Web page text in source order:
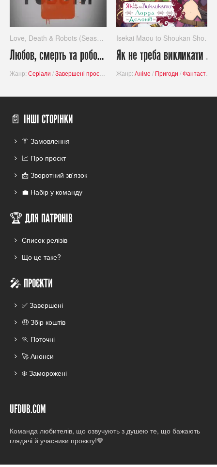
Love, Death & Robots (Season 2)
Любов, смерть та роботи (Сезон 2) / Love, Death & Robots (Season 2)
Жанр: Серіали /Завершені проєкти
Isekai Maou to Shoukan Shoujo no Dorei Majutsu 2
Як не треба викликати Лорда Демонів Омега / Isekai Maou to Shoukan Shoujo no
Жанр: Аніме / Пригоди /Фантастика
📄 ІНШІ СТОРІНКИ
👔 Замовлення
📈 Про проєкт
📩 Зворотний зв'язок
💼 Набір у команду
🏆 ДЛЯ ПАТРОНІВ
Список релізів
Що це таке?
🎤 ПРОЄКТИ
✅ Завершені
🤑 Збір коштів
🏃 Поточні
🚀 Анонси
❄️ Заморожені
UFDUB.COM
Команда любителів, що озвучують з душею те, що бажають
глядачі й учасники проєкту!🧡